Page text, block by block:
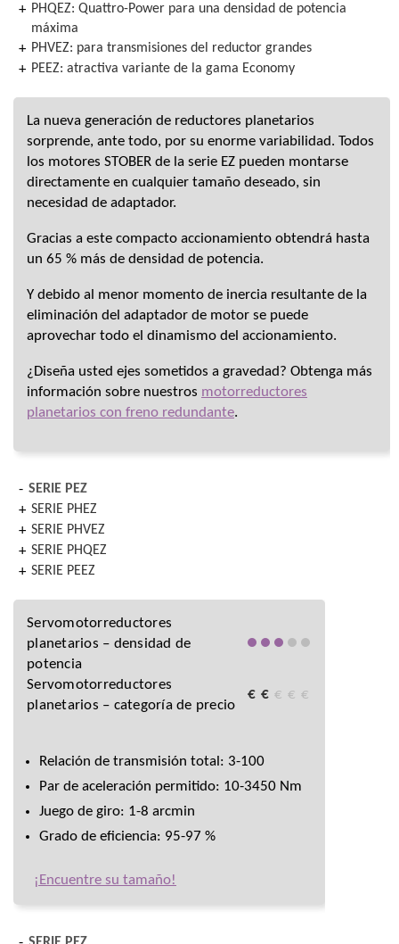
PHQEZ: Quattro-Power para una densidad de potencia
máxima
PHVEZ: para transmisiones del reductor grandes
PEEZ: atractiva variante de la gama Economy
La nueva generación de reductores planetarios
sorprende, ante todo, por su enorme variabilidad. Todos
los motores STOBER de la serie EZ pueden montarse
directamente en cualquier tamaño deseado, sin
necesidad de adaptador.
Gracias a este compacto accionamiento obtendrá hasta
un 65 % más de densidad de potencia.
Y debido al menor momento de inercia resultante de la
eliminación del adaptador de motor se puede
aprovechar todo el dinamismo del accionamiento.
¿Diseña usted ejes sometidos a gravedad? Obtenga más
información sobre nuestros motorreductores
planetarios con freno redundante.
SERIE PEZ
SERIE PHEZ
SERIE PHVEZ
SERIE PHQEZ
SERIE PEEZ
Servomotorreductores
planetarios – densidad de
potencia
Servomotorreductores
planetarios – categoría de precio
€ € € € €
Relación de transmisión total: 3-100
Par de aceleración permitido: 10-3450 Nm
Juego de giro: 1-8 arcmin
Grado de eficiencia: 95-97 %
¡Encuentre su tamaño!